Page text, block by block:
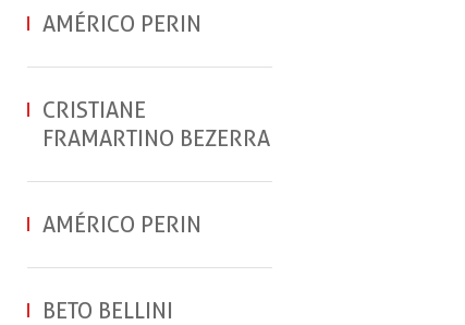
AMÉRICO PERIN
CRISTIANE
FRAMARTINO BEZERRA
AMÉRICO PERIN
BETO BELLINI